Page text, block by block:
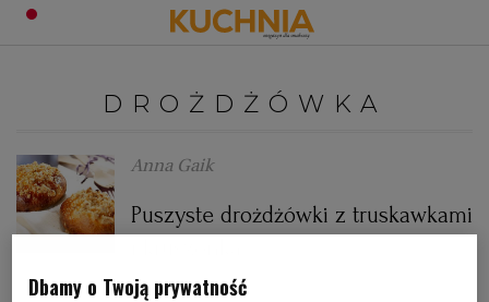
OBIADY
KOLACJE
HALLOWEEN
BOŻE NARODZENIE
KUCHNIE ŚWIATA
KUCHNIA WŁOSKA
DANIA SEZONOWE
Zaloguj się
DROŻDŻÓWKA
Anna Gaik
Puszyste drożdżówki z truskawkami
Dbamy o Twoją prywatność